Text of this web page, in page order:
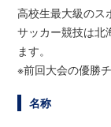
高校生最大級のス
サッカー競技は北
ます。
※前回大会の優勝
名称